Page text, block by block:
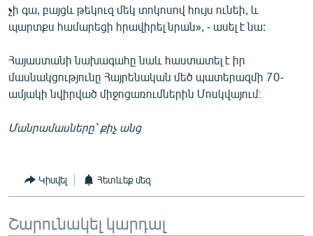
չի գա, բայցև թեկուզ մեկ տոկոսով հույս ունեի, և
պարտքս համարեցի հրավիրել նրան», - ասել է նա:
Հայաստանի նախագահը նաև հաստատել է իր
մասնակցությունը Հայրենական մեծ պատերազմի 70-
ամյակի նվիրված միջոցառումներին Մոսկվայում։
Մանրամասները՝ քիչ անց
Կիսվել Հետևեք մեզ
Շարունակել կարդալ